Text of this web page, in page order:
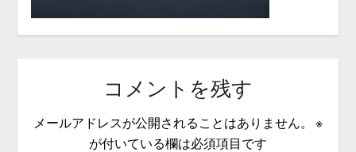
コメントを残す
メールアドレスが公開されることはありません。
※
が付いている欄は必須項目です